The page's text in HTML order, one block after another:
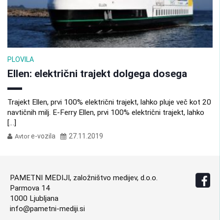
PLOVILA
Ellen: električni trajekt dolgega dosega
Trajekt Ellen, prvi 100% električni trajekt, lahko pluje več kot 20
navtičnih milj. E-Ferry Ellen, prvi 100% električni trajekt, lahko
[…]
Avtor e-vozila 27.11.2019
PAMETNI MEDIJI, založništvo medijev, d.o.o.
Parmova 14
1000 Ljubljana
info@pametni-mediji.si